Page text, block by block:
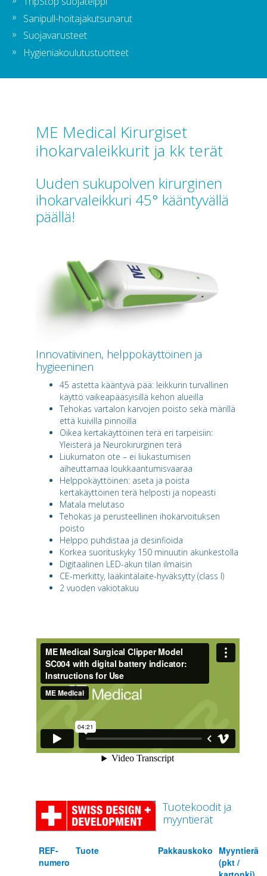
Sanipull-hoitajakutsunarut
Suojavarusteet
Hygieniakoulutustuotteet
ME Medical Kirurgiset
ihokarvaleikkurit ja kk terät
Uuden sukupolven kirurginen
ihokarvaleikkuri 45° kääntyvällä
päällä!
Innovatiivinen, helppokäyttöinen ja
hygieeninen
45 astetta kääntyvä pää: leikkurin turvallinen
käyttö vaikeapääsyisillä kehon alueilla
Tehokas vartalon karvojen poisto sekä märillä
että kuivilla pinnoilla
Oikea kertakäyttöinen terä eri tarpeisiin:
Yleisterä ja Neurokirurginen terä
Liukumaton ote – ei liukastumisen
aiheuttamaa loukkaantumisvaaraa
Helppokäyttöinen: aseta ja poista
kertakäyttöinen terä helposti ja nopeasti
Matala melutaso
Tehokas ja perusteellinen ihokarvoituksen
poisto
Helppo puhdistaa ja desinfioida
Korkea suorituskyky 150 minuutin akunkestolla
Digitaalinen LED-akun tilan ilmaisin
CE-merkitty, lääkintälaite-hyväksytty (class I)
2 vuoden vakiotakuu
Tuotekoodit ja
myyntierät
REF-
numero
Tuote Pakkauskoko Myyntierä
(pkt /